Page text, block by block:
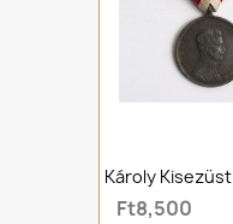
Károly
Ft8,500